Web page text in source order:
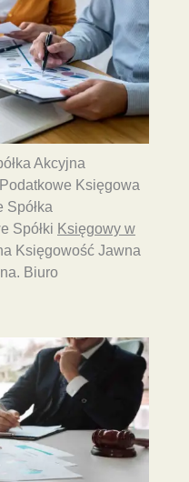
Akcyjna
Księgowa
Spółka
Spółki Księgowy w
Księgowość Jawna
Biuro